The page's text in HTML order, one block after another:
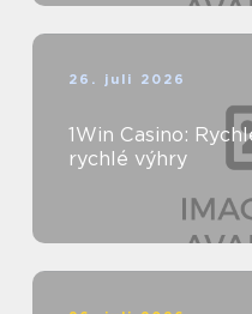
26. juli 2026
1Win Casino:
rychlé výhry